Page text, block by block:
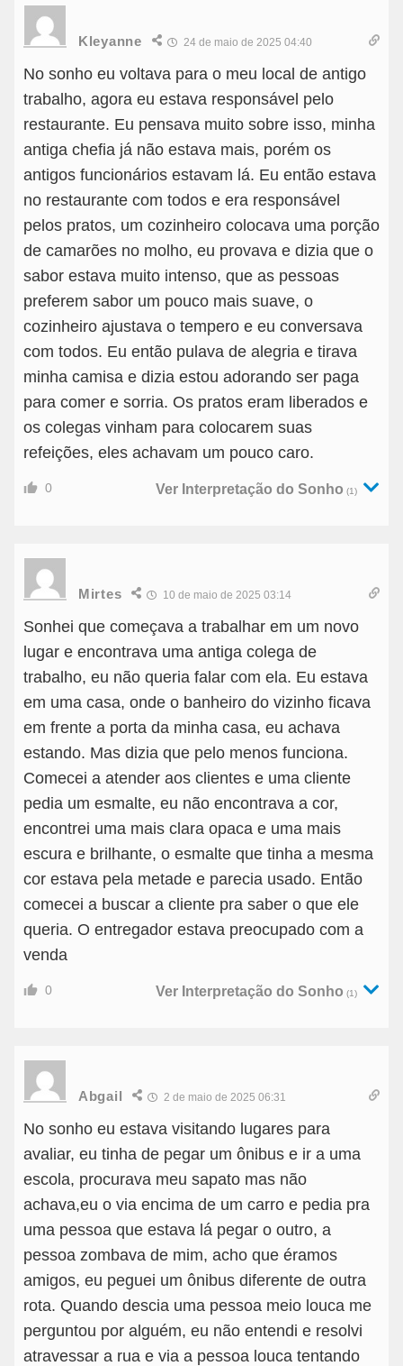
Kleyanne 24 de maio de 2025 04:40
No sonho eu voltava para o meu local de antigo
trabalho, agora eu estava responsável pelo
restaurante. Eu pensava muito sobre isso, minha
antiga chefia já não estava mais, porém os
antigos funcionários estavam lá. Eu então estava
no restaurante com todos e era responsável
pelos pratos, um cozinheiro colocava uma porção
de camarões no molho, eu provava e dizia que o
sabor estava muito intenso, que as pessoas
preferem sabor um pouco mais suave, o
cozinheiro ajustava o tempero e eu conversava
com todos. Eu então pulava de alegria e tirava
minha camisa e dizia estou adorando ser paga
para comer e sorria. Os pratos eram liberados e
os colegas vinham para colocarem suas
refeições, eles achavam um pouco caro.
0 Ver Interpretação do Sonho (1)
Mirtes 10 de maio de 2025 03:14
Sonhei que começava a trabalhar em um novo
lugar e encontrava uma antiga colega de
trabalho, eu não queria falar com ela. Eu estava
em uma casa, onde o banheiro do vizinho ficava
em frente a porta da minha casa, eu achava
estando. Mas dizia que pelo menos funciona.
Comecei a atender aos clientes e uma cliente
pedia um esmalte, eu não encontrava a cor,
encontrei uma mais clara opaca e uma mais
escura e brilhante, o esmalte que tinha a mesma
cor estava pela metade e parecia usado. Então
comecei a buscar a cliente pra saber o que ele
queria. O entregador estava preocupado com a
venda
0 Ver Interpretação do Sonho (1)
Abgail 2 de maio de 2025 06:31
No sonho eu estava visitando lugares para
avaliar, eu tinha de pegar um ônibus e ir a uma
escola, procurava meu sapato mas não
achava,eu o via encima de um carro e pedia pra
uma pessoa que estava lá pegar o outro, a
pessoa zombava de mim, acho que éramos
amigos, eu peguei um ônibus diferente de outra
rota. Quando descia uma pessoa meio louca me
perguntou por alguém, eu não entendi e resolvi
atravessar a rua e via a pessoa louca tentando